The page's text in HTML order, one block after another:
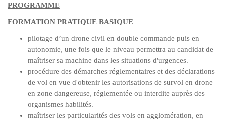
PROGRAMME
FORMATION PRATIQUE BASIQUE
pilotage d’un drone civil en double commande puis en
autonomie, une fois que le niveau permettra au candidat de
maîtriser sa machine dans les situations d'urgences.
procédure des démarches réglementaires et des déclarations
de vol en vue d'obtenir les autorisations de survol en drone
en zone dangereuse, réglementée ou interdite auprès des
organismes habilités.
maîtriser les particularités des vols en agglomération, en